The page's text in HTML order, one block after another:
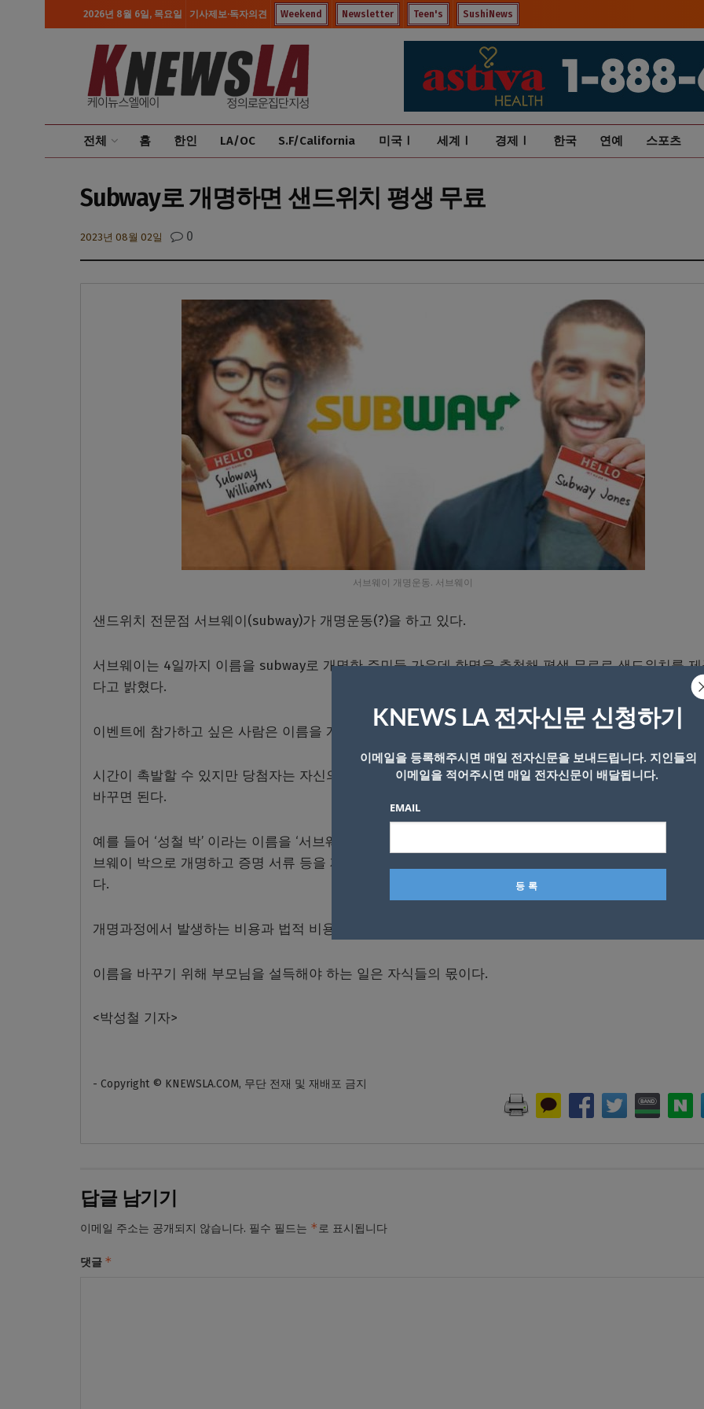
2026년 8월 6일, 목요일 기사제보·독자의견 Weekend Newsletter Teen's SushiNews
전체 홈 한인 LA/OC S.F/California 미국Ⅰ 세계Ⅰ 경제Ⅰ 한국 연예 스포츠
Subway로 개명하면 샌드위치 평생 무료
2023년 08월 02일 0
서브웨이 개명운동. 서브웨이
샌드위치 전문점 서브웨이(subway)가 개명운동(?)을 하고 있다.
서브웨이는 4일까지 이름을 subway로 개명한 주민들 가운데 한명을 추첨해 평생 무료로 샌드위치를
다고 밝혔다.
이벤트에 참가하고 싶은 사람은 이름을 개명한 뒤 서브웨이 공식 홈페이지에서 이벤트에 참여해야 한다.
시간이 촉발할 수 있지만 당첨자는 자신의 이름을 개명할 것을 약속하고 지정된 기간안에 이름을 서브
바꾸면 된다.
예를 들어 ‘성철 박’ 이라는 이름을 ‘서브웨이 박’ 으로 개명한다고 신청한 뒤 당첨이 되면 주어진 기간내
브웨이 박으로 개명하고 증명 서류 등을 제출하면 된다. 주어진 시간내에 제출하지 않으면 당첨은 무효
다.
개명과정에서 발생하는 비용과 법적 비용 등은 모두 서브웨이 측이 지원할 예정이다.
이름을 바꾸기 위해 부모님을 설득해야 하는 일은 자식들의 몫이다.
<박성철 기자>
- Copyright © KNEWSLA.COM, 무단 전재 및 재배포 금지
답글 남기기
이메일 주소는 공개되지 않습니다. 필수 필드는 *로 표시됩니다
댓글 *
KNEWS LA 전자신문 신청하기
이메일을 등록해주시면 매일 전자신문을 보내드립니다. 지인들의
이메일을 적어주시면 매일 전자신문이 배달됩니다.
EMAIL